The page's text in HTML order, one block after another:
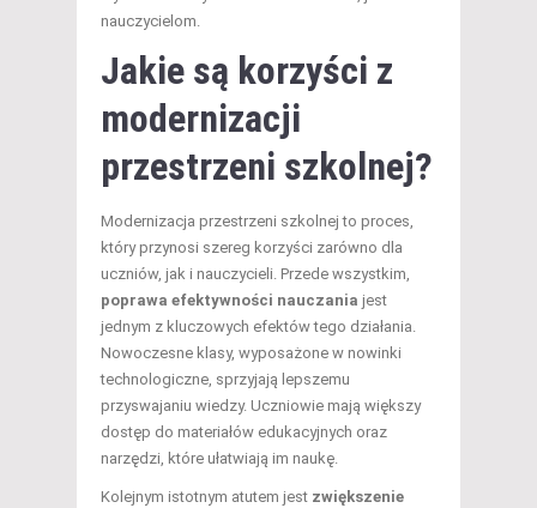
nauczycielom.
Jakie są korzyści z
modernizacji
przestrzeni szkolnej?
Modernizacja przestrzeni szkolnej to proces,
który przynosi szereg korzyści zarówno dla
uczniów, jak i nauczycieli. Przede wszystkim,
poprawa efektywności nauczania jest
jednym z kluczowych efektów tego działania.
Nowoczesne klasy, wyposażone w nowinki
technologiczne, sprzyjają lepszemu
przyswajaniu wiedzy. Uczniowie mają większy
dostęp do materiałów edukacyjnych oraz
narzędzi, które ułatwiają im naukę.
Kolejnym istotnym atutem jest zwiększenie